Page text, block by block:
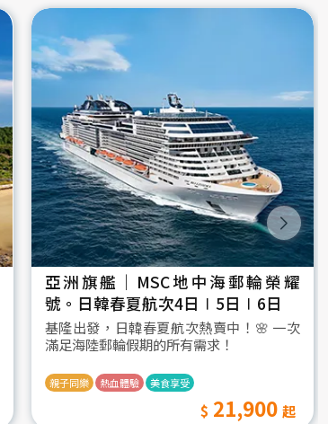
亞洲旗艦｜MSC地中海郵輪榮耀
號。日韓春夏航次4日∣5日∣6日
基隆出發，日韓春夏航次熱賣中！🌸 一次
滿足海陸郵輪假期的所有需求！
親子同樂 熱血體驗 美食享受
21,900